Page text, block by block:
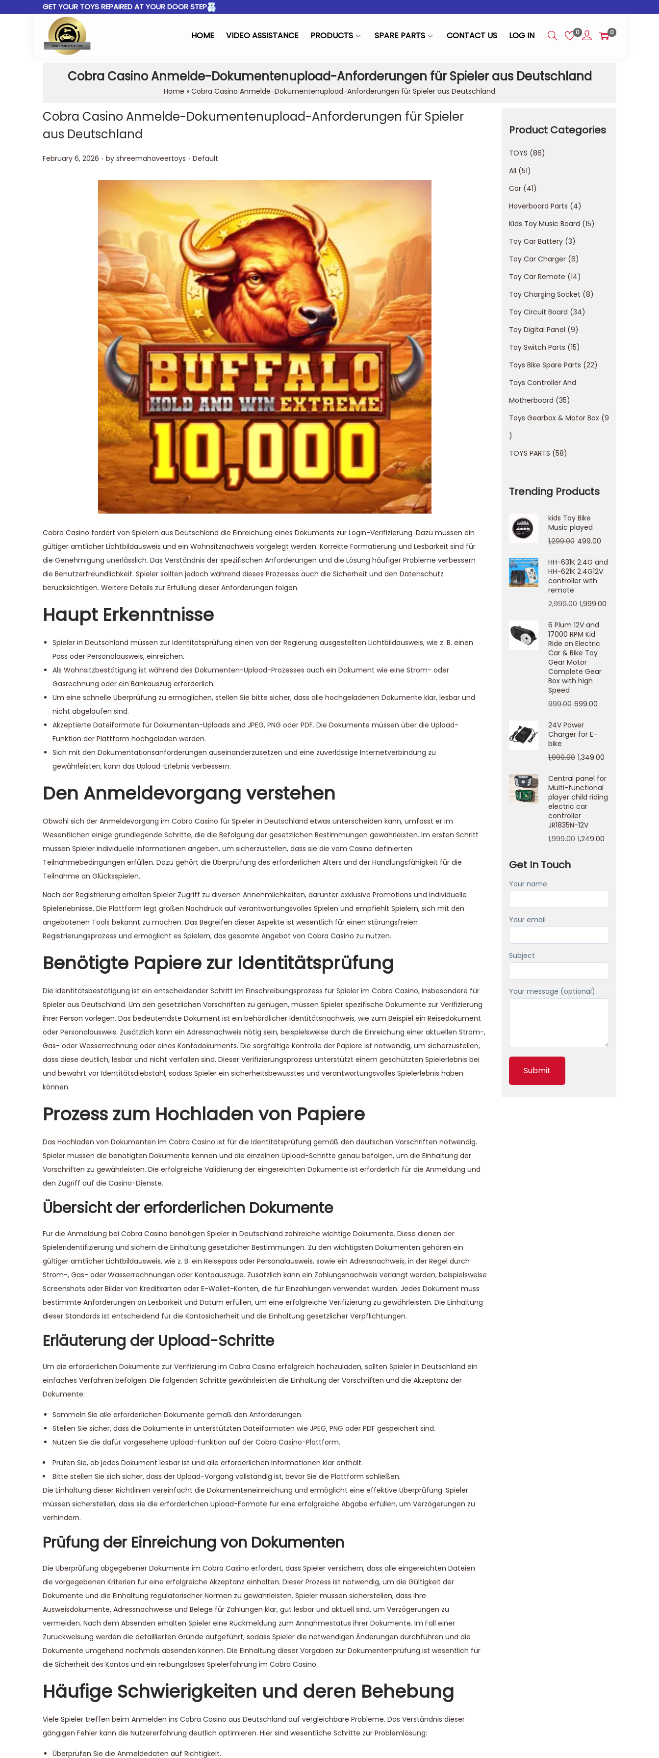
GET YOUR TOYS REPAIRED AT YOUR DOOR STEP
HOME VIDEO ASSISTANCE PRODUCTS SPARE PARTS CONTACT US LOG IN 0 0
Cobra Casino Anmelde-Dokumentenupload-Anforderungen für Spieler aus Deutschland
Home » Cobra Casino Anmelde-Dokumentenupload-Anforderungen für Spieler aus Deutschland
Cobra Casino Anmelde-Dokumentenupload-Anforderungen für Spieler
aus Deutschland
Posted on
February 6, 2026 . by shreemahaveertoys . Posted in
Default
Cobra Casino fordert von Spielern aus Deutschland die Einreichung eines Dokuments zur Login-Verifizierung. Dazu müssen ein
gültiger amtlicher Lichtbildausweis und ein Wohnsitznachweis vorgelegt werden. Korrekte Formatierung und Lesbarkeit sind für
die Genehmigung unerlässlich. Das Verständnis der spezifischen Anforderungen und die Lösung häufiger Probleme verbessern
die Benutzerfreundlichkeit. Spieler sollten jedoch während dieses Prozesses auch die Sicherheit und den Datenschutz
berücksichtigen. Weitere Details zur Erfüllung dieser Anforderungen folgen.
Haupt Erkenntnisse
Spieler in Deutschland müssen zur Identitätsprüfung einen von der Regierung ausgestellten Lichtbildausweis, wie z. B. einen
Pass oder Personalausweis, einreichen.
Als Wohnsitzbestätigung ist während des Dokumenten-Upload-Prozesses auch ein Dokument wie eine Strom- oder
Gasrechnung oder ein Bankauszug erforderlich.
Um eine schnelle Überprüfung zu ermöglichen, stellen Sie bitte sicher, dass alle hochgeladenen Dokumente klar, lesbar und
nicht abgelaufen sind.
Akzeptierte Dateiformate für Dokumenten-Uploads sind JPEG, PNG oder PDF. Die Dokumente müssen über die Upload-
Funktion der Plattform hochgeladen werden.
Sich mit den Dokumentationsanforderungen auseinanderzusetzen und eine zuverlässige Internetverbindung zu
gewährleisten, kann das Upload-Erlebnis verbessern.
Den Anmeldevorgang verstehen
Obwohl sich der Anmeldevorgang im Cobra Casino für Spieler in Deutschland etwas unterscheiden kann, umfasst er im
Wesentlichen einige grundlegende Schritte, die die Befolgung der gesetzlichen Bestimmungen gewährleisten. Im ersten Schritt
müssen Spieler individuelle Informationen angeben, um sicherzustellen, dass sie die vom Casino definierten
Teilnahmebedingungen erfüllen. Dazu gehört die Überprüfung des erforderlichen Alters und der Handlungsfähigkeit für die
Teilnahme an Glücksspielen.
Nach der Registrierung erhalten Spieler Zugriff zu diversen Annehmlichkeiten, darunter exklusive Promotions und individuelle
Spielerlebnisse. Die Plattform legt großen Nachdruck auf verantwortungsvolles Spielen und empfiehlt Spielern, sich mit den
angebotenen Tools bekannt zu machen. Das Begreifen dieser Aspekte ist wesentlich für einen störungsfreien
Registrierungsprozess und ermöglicht es Spielern, das gesamte Angebot von Cobra Casino zu nutzen.
Benötigte Papiere zur Identitätsprüfung
Die Identitätsbestätigung ist ein entscheidender Schritt im Einschreibungsprozess für Spieler im Cobra Casino, insbesondere für
Spieler aus Deutschland. Um den gesetzlichen Vorschriften zu genügen, müssen Spieler spezifische Dokumente zur Verifizierung
ihrer Person vorlegen. Das bedeutendste Dokument ist ein behördlicher Identitätsnachweis, wie zum Beispiel ein Reisedokument
oder Personalausweis. Zusätzlich kann ein Adressnachweis nötig sein, beispielsweise durch die Einreichung einer aktuellen Strom-,
Gas- oder Wasserrechnung oder eines Kontodokuments. Die sorgfältige Kontrolle der Papiere ist notwendig, um sicherzustellen,
dass diese deutlich, lesbar und nicht verfallen sind. Dieser Verifizierungsprozess unterstützt einem geschützten Spielerlebnis bei
und bewahrt vor Identitätsdiebstahl, sodass Spieler ein sicherheitsbewusstes und verantwortungsvolles Spielerlebnis haben
können.
Prozess zum Hochladen von Papiere
Das Hochladen von Dokumenten im Cobra Casino ist für die Identitätsprüfung gemäß den deutschen Vorschriften notwendig.
Spieler müssen die benötigten Dokumente kennen und die einzelnen Upload-Schritte genau befolgen, um die Einhaltung der
Vorschriften zu gewährleisten. Die erfolgreiche Validierung der eingereichten Dokumente ist erforderlich für die Anmeldung und
den Zugriff auf die Casino-Dienste.
Übersicht der erforderlichen Dokumente
Für die Anmeldung bei Cobra Casino benötigen Spieler in Deutschland zahlreiche wichtige Dokumente. Diese dienen der
Spieleridentifizierung und sichern die Einhaltung gesetzlicher Bestimmungen. Zu den wichtigsten Dokumenten gehören ein
gültiger amtlicher Lichtbildausweis, wie z. B. ein Reisepass oder Personalausweis, sowie ein Adressnachweis, in der Regel durch
Strom-, Gas- oder Wasserrechnungen oder Kontoauszüge. Zusätzlich kann ein Zahlungsnachweis verlangt werden, beispielsweise
Screenshots oder Bilder von Kreditkarten oder E-Wallet-Konten, die für Einzahlungen verwendet wurden. Jedes Dokument muss
bestimmte Anforderungen an Lesbarkeit und Datum erfüllen, um eine erfolgreiche Verifizierung zu gewährleisten. Die Einhaltung
dieser Standards ist entscheidend für die Kontosicherheit und die Einhaltung gesetzlicher Verpflichtungen.
Erläuterung der Upload-Schritte
Um die erforderlichen Dokumente zur Verifizierung im Cobra Casino erfolgreich hochzuladen, sollten Spieler in Deutschland ein
einfaches Verfahren befolgen. Die folgenden Schritte gewährleisten die Einhaltung der Vorschriften und die Akzeptanz der
Dokumente:
Sammeln Sie alle erforderlichen Dokumente gemäß den Anforderungen.
Stellen Sie sicher, dass die Dokumente in unterstützten Dateiformaten wie JPEG, PNG oder PDF gespeichert sind.
Nutzen Sie die dafür vorgesehene Upload-Funktion auf der Cobra Casino-Plattform.
Prüfen Sie, ob jedes Dokument lesbar ist und alle erforderlichen Informationen klar enthält.
Bitte stellen Sie sich sicher, dass der Upload-Vorgang vollständig ist, bevor Sie die Plattform schließen.
Die Einhaltung dieser Richtlinien vereinfacht die Dokumenteneinreichung und ermöglicht eine effektive Überprüfung. Spieler
müssen sicherstellen, dass sie die erforderlichen Upload-Formate für eine erfolgreiche Abgabe erfüllen, um Verzögerungen zu
verhindern.
Prüfung der Einreichung von Dokumenten
Die Überprüfung abgegebener Dokumente im Cobra Casino erfordert, dass Spieler versichern, dass alle eingereichten Dateien
die vorgegebenen Kriterien für eine erfolgreiche Akzeptanz einhalten. Dieser Prozess ist notwendig, um die Gültigkeit der
Dokumente und die Einhaltung regulatorischer Normen zu gewährleisten. Spieler müssen sicherstellen, dass ihre
Ausweisdokumente, Adressnachweise und Belege für Zahlungen klar, gut lesbar und aktuell sind, um Verzögerungen zu
vermeiden. Nach dem Absenden erhalten Spieler eine Rückmeldung zum Annahmestatus ihrer Dokumente. Im Fall einer
Zurückweisung werden die detaillierten Gründe aufgeführt, sodass Spieler die notwendigen Änderungen durchführen und die
Dokumente umgehend nochmals absenden können. Die Einhaltung dieser Vorgaben zur Dokumentenprüfung ist wesentlich für
die Sicherheit des Kontos und ein reibungsloses Spielerfahrung im Cobra Casino.
Häufige Schwierigkeiten und deren Behebung
Viele Spieler treffen beim Anmelden ins Cobra Casino aus Deutschland auf vergleichbare Probleme. Das Verständnis dieser
gängigen Fehler kann die Nutzererfahrung deutlich optimieren. Hier sind wesentliche Schritte zur Problemlösung:
Überprüfen Sie die Anmeldedaten auf Richtigkeit.
Product Categories
TOYS 86
All 51
Car 41
Hoverboard Parts
4
Kids Toy Music Board 15
Toy Car Battery 3
Toy Car Charger 6
Toy Car Remote 14
Toy Charging Socket 8
Toy Circuit Board 34
Toy Digital Panel 9
Toy Switch Parts 15
Toys Bike Spare Parts 22
Toys Controller And
Motherboard 35
Toys Gearbox & Motor Box 9
TOYS PARTS 58
Trending Products
kids Toy Bike
Music played
1,299.00 499.00
HH-631K 2.4G and
HH-621K 2.4G12V
controller with
remote
2,999.00 1,999.00
6 Plum 12V and
17000 RPM Kid
Ride on Electric
Car & Bike Toy
Gear Motor
Complete Gear
Box with high
Speed
999.00 699.00
24V Power
Charger for E-
bike
1,999.00 1,349.00
Central panel for
Multi-functional
player child riding
electric car
controller
JR1835N-12V
1,999.00 1,249.00
Get In Touch
Your name
Your email
Subject
Your message (optional)